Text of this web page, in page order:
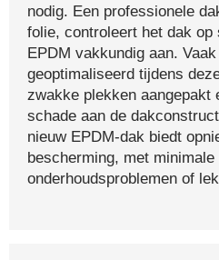
nodig. Een professionele
folie, controleert het dak op
EPDM vakkundig aan.
geoptimaliseerd tijdens
zwakke plekken aangepakt
schade aan de
nieuw EPDM-dak biedt
bescherming, met
onderhoudsproblemen of